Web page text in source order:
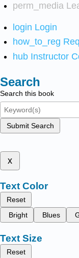
perm_media
login Login
how_to_reg
hub Instructor
Search
Search this book
Submit Search
x
Text Color
Reset
Bright
Blues
Text Size
Reset